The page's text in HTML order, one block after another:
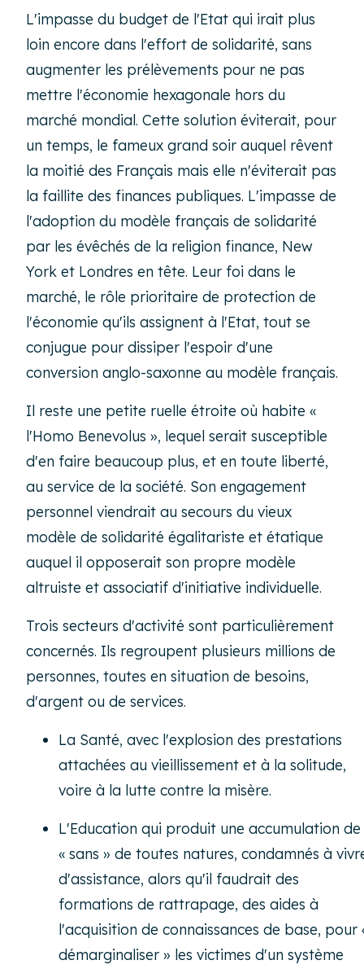
L'impasse du budget de l'Etat qui irait plus
loin encore dans l'effort de solidarité, sans
augmenter les prélèvements pour ne pas
mettre l'économie hexagonale hors du
marché mondial. Cette solution éviterait, pour
un temps, le fameux grand soir auquel rêvent
la moitié des Français mais elle n'éviterait pas
la faillite des finances publiques. L'impasse de
l'adoption du modèle français de solidarité
par les évêchés de la religion finance, New
York et Londres en tête. Leur foi dans le
marché, le rôle prioritaire de protection de
l'économie qu'ils assignent à l'Etat, tout se
conjugue pour dissiper l'espoir d'une
conversion anglo-saxonne au modèle français.
Il reste une petite ruelle étroite où habite «
l'Homo Benevolus », lequel serait susceptible
d'en faire beaucoup plus, et en toute liberté,
au service de la société. Son engagement
personnel viendrait au secours du vieux
modèle de solidarité égalitariste et étatique
auquel il opposerait son propre modèle
altruiste et associatif d'initiative individuelle.
Trois secteurs d'activité sont particulièrement
concernés. Ils regroupent plusieurs millions de
personnes, toutes en situation de besoins,
d'argent ou de services.
La Santé, avec l'explosion des prestations
attachées au vieillissement et à la solitude,
voire à la lutte contre la misère.
L'Education qui produit une accumulation de
« sans » de toutes natures, condamnés à
d'assistance, alors qu'il faudrait des
formations de rattrapage, des aides à
l'acquisition de connaissances de base, pour
démarginaliser » les victimes d'un système